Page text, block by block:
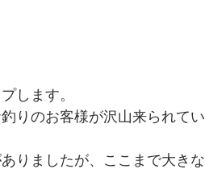
します。
りのお客様が沢山来られてい
りましたが、ここまで大きな